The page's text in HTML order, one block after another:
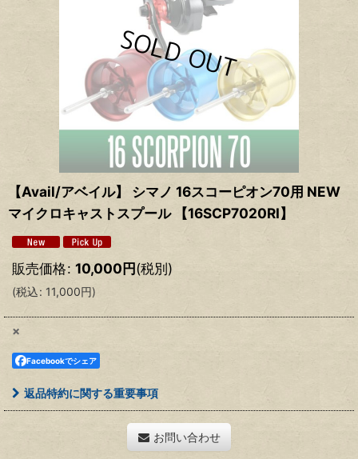
【Avail/アベイル】 シマノ 16スコーピオン70用 NEW
マイクロキャストスプール 【16SCP7020RI】
販売価格: 10,000円(税別)
(税込: 11,000円)
×
Facebookでシェア
返品特約に関する重要事項
お問い合わせ